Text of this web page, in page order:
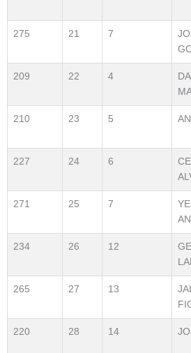
275 21 7
209 22 4
210 23 5
227 24 6
271 25 7
234 26 12
265 27 13
220 28 14